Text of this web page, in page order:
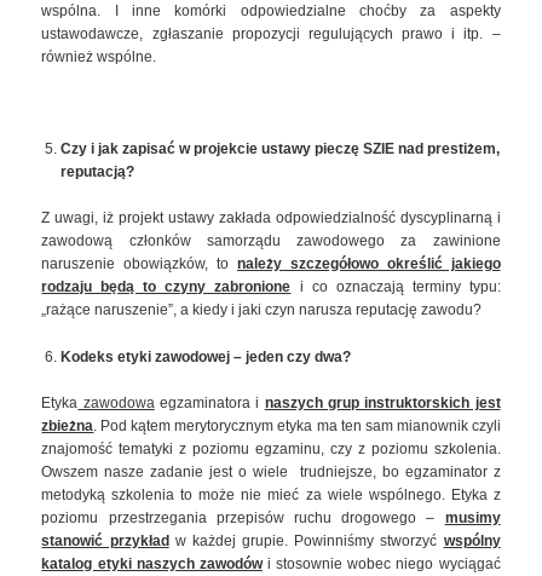
wspólna. I inne komórki odpowiedzialne choćby za aspekty
ustawodawcze, zgłaszanie propozycji regulujących prawo i itp. –
również wspólne.
Czy i jak zapisać w projekcie ustawy pieczę SZIE nad prestiżem,
reputacją?
Z uwagi, iż projekt ustawy zakłada odpowiedzialność dyscyplinarną i
zawodową członków samorządu zawodowego za zawinione
naruszenie obowiązków, to należy szczegółowo określić jakiego
rodzaju będą to czyny zabronione i co oznaczają terminy typu:
„rażące naruszenie”, a kiedy i jaki czyn narusza reputację zawodu?
Kodeks etyki zawodowej – jeden czy dwa?
Etyka zawodowaegzaminatora i naszych grup instruktorskich jest
zbieżna. Pod kątem merytorycznym etyka ma ten sam mianownik czyli
znajomość tematyki z poziomu egzaminu, czy z poziomu szkolenia.
Owszem nasze zadanie jest o wiele trudniejsze, bo egzaminator z
metodyką szkolenia to może nie mieć za wiele wspólnego. Etyka z
poziomu przestrzegania przepisów ruchu drogowego – musimy
stanowić przykładw każdej grupie. Powinniśmy stworzyć wspólny
katalog etyki naszych zawodówi stosownie wobec niego wyciągać